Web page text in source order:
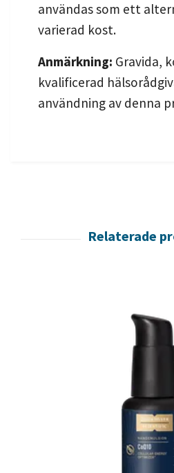
användas som ett
varierad kost.
Anmärkning: Gravida,
kvalificerad
användning av denna